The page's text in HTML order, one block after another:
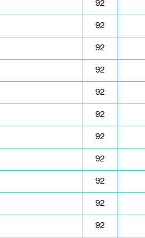
92
92
92
92
92
92
92
92
92
92
92